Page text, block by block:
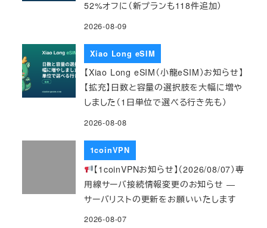
52%オフに（新プランも118件追加）
2026-08-09
Xiao Long eSIM
【Xiao Long eSIM（小龍eSIM）お知らせ】
【拡充】日数と容量の選択肢を大幅に増や
しました（1日単位で選べる行き先も）
2026-08-08
1coinVPN
【1coinVPNお知らせ】（2026/08/07）専
用線サーバ接続情報変更のお知らせ ―
サーバリストの更新をお願いいたします
2026-08-07